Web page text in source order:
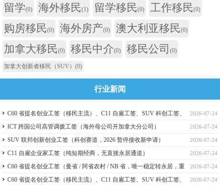
留学(0) 海外移民(1) 留学移民(0) 工作移民(0)
购房移民(0) 海外房产(0) 澳大利亚移民(0)
加拿大移民(0) 移民中介(0) 移民公司 (0)
加拿大创新者移民（SUV） (0)
行业新闻
2026-07-24
C60 省提名创业工签（移民主流）、C11 自雇工签、SUV 科创工签、
ICT 跨国高管工签比较
2026-07-24
ICT 跨国公司高管调拨工签（海外母公司开加拿大分公司）
2026-07-24
SUV 联邦创新创业工签（科创赛道，2026 暂停接收新申请）
2026-07-24
C11 自雇企业家工签（纯短期经商，无直接永居通道）
2026-07-24
C60 省提名创业工签（曼省 / 阿省农村 / NB 省，唯一稳定转永居，重
点）
2026-07-24
C60 省提名创业工签（移民主流）、C11 自雇工签、SUV 科创工签、